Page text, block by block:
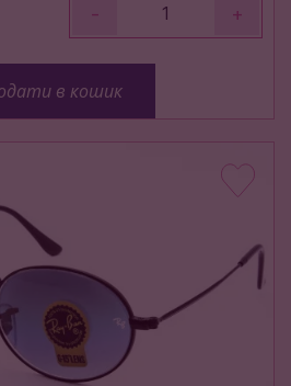
- +
в кошик